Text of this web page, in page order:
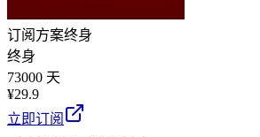
订阅方案终身
终身
73000 天
¥29.9
立即订阅